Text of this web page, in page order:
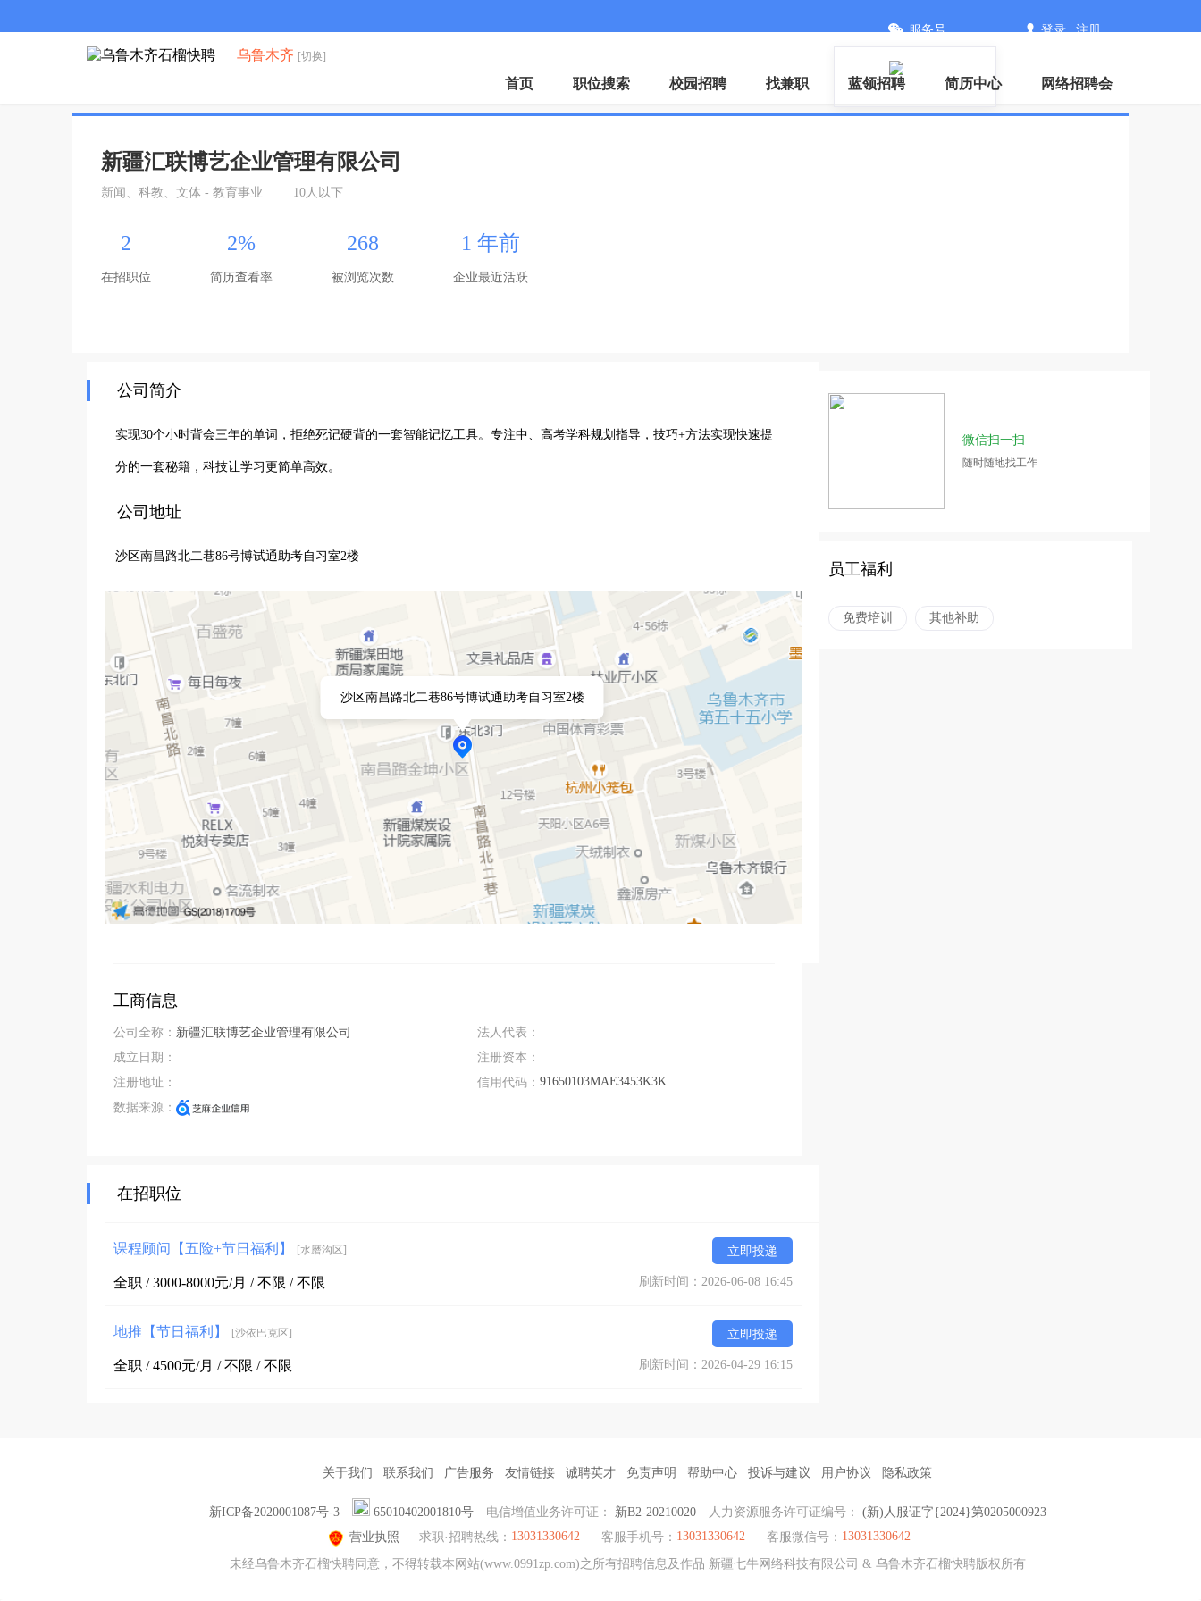
微信
服务号 登录|注册
乌鲁木齐 [切换]
首页 职位搜索 校园招聘 找兼职 蓝领招聘 简历中心 网络招聘会
新疆汇联博艺企业管理有限公司
新闻、科教、文体 - 教育事业 10人以下
2
在招职位
2%
简历查看率
268
被浏览次数
1 年前
企业最近活跃
公司简介
实现30个小时背会三年的单词，拒绝死记硬背的一套智能记忆工具。专注中、高考学科规划指导，技巧+方法实现快速提
分的一套秘籍，科技让学习更简单高效。
公司地址
沙区南昌路北二巷86号博试通助考自习室2楼
沙区南昌路北二巷86号博试通助考自习室2楼
工商信息
公司全称： 新疆汇联博艺企业管理有限公司
成立日期：
注册地址：
数据来源：
法人代表：
注册资本：
信用代码： 91650103MAE3453K3K
在招职位
课程顾问【五险+节日福利】 [水磨沟区] 立即投递
全职 / 3000-8000元/月 / 不限 / 不限 刷新时间：2026-06-08 16:45
地推【节日福利】 [沙依巴克区] 立即投递
全职 / 4500元/月 / 不限 / 不限 刷新时间：2026-04-29 16:15
微信扫一扫
随时随地找工作
员工福利
免费培训 其他补助
关于我们 联系我们 广告服务 友情链接 诚聘英才 免责声明 帮助中心 投诉与建议 用户协议 隐私政策
新ICP备2020001087号-3 65010402001810号 电信增值业务许可证： 新B2-20210020 人力资源服务许可证编号： (新)人服证字{2024}第0205000923
营业执照
求职·招聘热线： 13031330642 客服手机号： 13031330642 客服微信号： 13031330642
未经乌鲁木齐石榴快聘同意，不得转载本网站(www.0991zp.com)之所有招聘信息及作品 新疆七牛网络科技有限公司 & 乌鲁木齐石榴快聘版权所有